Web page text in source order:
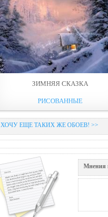
ЗИМНЯЯ СКАЗКА
РИСОВАННЫЕ
ХОЧУ ЕЩЕ ТАКИХ ЖЕ ОБОЕВ! >>
Мнения